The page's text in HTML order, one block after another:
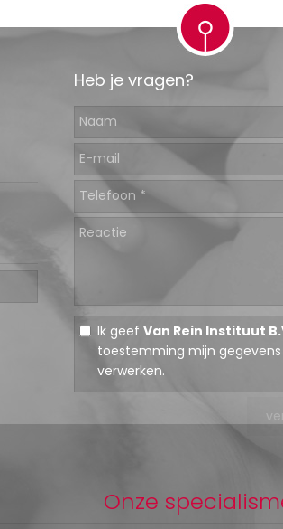
Heb je vragen?
Ik geef Van Rein Instituut
toestemming mijn
verwerken.
Onze